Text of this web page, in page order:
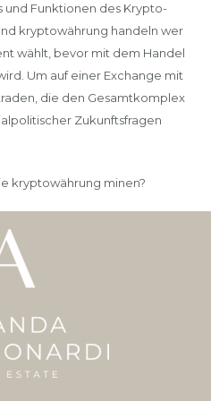
Funktionen des Krypto-
kryptowährung handeln wer
wählt, bevor mit dem Handel
Um auf einer Exchange mit
die den Gesamtkomplex
Zukunftsfragen
kryptowährung minen?